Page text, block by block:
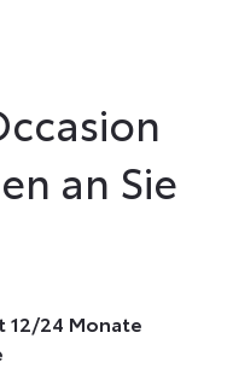
an Sie
12/24 Monate